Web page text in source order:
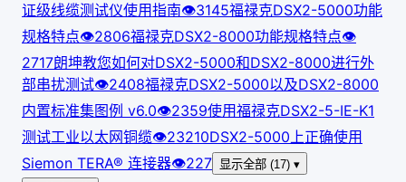
证级线缆测试仪使用指南👁3145福禄克DSX2-5000功能
规格特点👁2806福禄克DSX2-8000功能规格特点👁
2717朗坤教您如何对DSX2-5000和DSX2-8000进行外
部串扰测试👁2408福禄克DSX2-5000以及DSX2-8000
内置标准集图例 v6.0👁2359使用福禄克DSX2-5-IE-K1
测试工业以太网铜缆👁23210DSX2-5000上正确使用
Siemon TERA® 连接器👁227 显示全部 (17) ▾